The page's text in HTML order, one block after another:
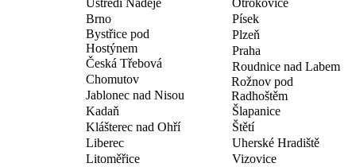
Ústředí Naděje
Brno
Bystřice pod
Hostýnem
Česká Třebová
Chomutov
Jablonec nad Nisou
Kadaň
Klášterec nad Ohří
Liberec
Litoměřice
Otrokovice
Písek
Plzeň
Praha
Roudnice nad Labem
Rožnov pod
Radhoštěm
Šlapanice
Štětí
Uherské Hradiště
Vizovice